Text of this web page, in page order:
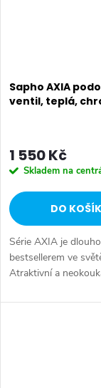
Sapho AXIA
ventil, teplá,
1 550 Kč
Skladem na
DO
Série AXIA je
bestsellerem ve
Atraktivní a
originálním